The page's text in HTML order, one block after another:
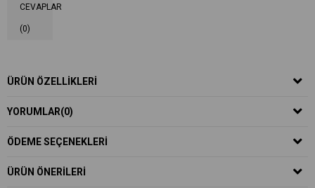
CEVAPLAR
(0)
ÜRÜN ÖZELLIKLERI
YORUMLAR(0)
ÖDEME SEÇENEKLERI
ÜRÜN ÖNERILERI